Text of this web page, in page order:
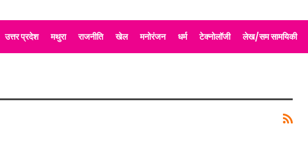
उत्तर प्रदेश मथुरा राजनीति खेल मनोरंजन धर्म टेक्नोलॉजी लेख/सम सामयिकी